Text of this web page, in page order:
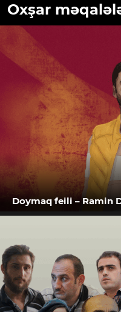
Oxşar
Doymaq feili – Ramin